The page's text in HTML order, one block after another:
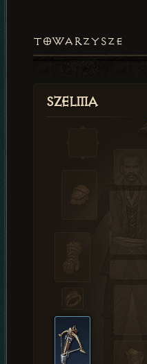
TOWARZYSZE
Szelma